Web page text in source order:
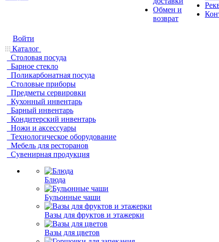
Обмен и
возврат
Войти
Каталог
Столовая посуда
Барное стекло
Поликарбонатная посуда
Столовые приборы
Предметы сервировки
Кухонный инвентарь
Барный инвентарь
Кондитерский инвентарь
Ножи и аксессуары
Технологическое оборудование
Мебель для ресторанов
Сувенирная продукция
Блюда
Бульонные чаши
Вазы для фруктов и этажерки
Вазы для цветов